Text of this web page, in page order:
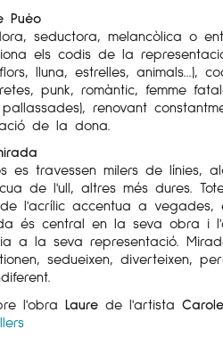
Puéo
seductora, melancòlica o
els codis de la
lluna, estrelles, animals...),
punk, romàntic, femme
pallassades), renovant
de la dona.
es travessen milers de línies,
de l'ull, altres més dures.
l'acrílic accentua a vegades,
és central en la seva obra i
a la seva representació.
sedueixen, diverteixen,
l'obraLaure de l'artista